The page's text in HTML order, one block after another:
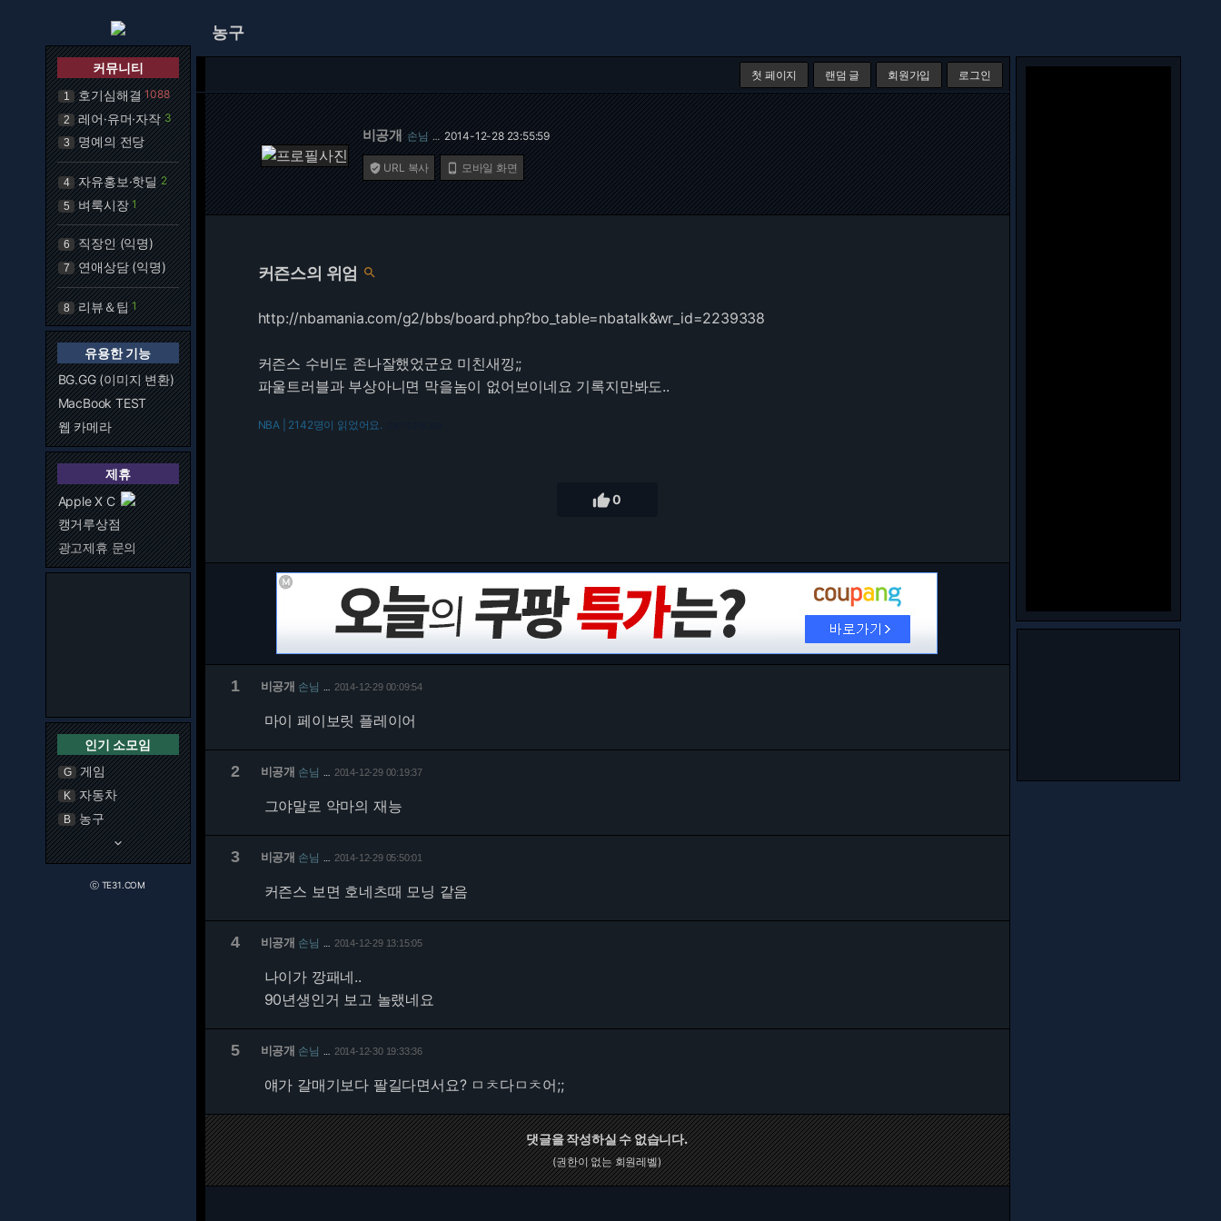
커뮤니티
1 호기심해결 1088
2 레어·유머·자작 3
3 명예의 전당
4 자유홍보·핫딜 2
5 벼룩시장 1
6 직장인 (익명)
7 연애상담 (익명)
8 리뷰＆팁 1
유용한 기능
BG.GG (이미지 변환)
MacBook TEST
웹 카메라
제휴
Apple X C
캥거루상점
광고제휴 문의
인기 소모임
G 게임
K 자동차
B 농구
keyboard_arrow_down
ⓒ TE31.COM
농구
첫 페이지 랜덤 글 회원가입 로그인
비공개 손님 … 2014-12-28 23:55:59
 URL 복사  모바일 화면
커즌스의 위엄 
http://nbamania.com/g2/bbs/board.php?bo_table=nbatalk&wr_id=2239338
커즌스 수비도 존나잘했었군요 미친새낑;;
파울트러블과 부상아니면 막을놈이 없어보이네요 기록지만봐도..
NBA | 2142명이 읽었어요.
0
1 비공개 손님 2014-12-29 00:09:54
마이 페이보릿 플레이어
2 비공개 손님 2014-12-29 00:19:37
그야말로 악마의 재능
3 비공개 손님 2014-12-29 05:50:01
커즌스 보면 호네츠때 모닝 같음
4 비공개 손님 2014-12-29 13:15:05
나이가 깡패네..
90년생인거 보고 놀랬네요
5 비공개 손님 2014-12-30 19:33:36
얘가 갈매기보다 팔길다면서요? ㅁㅊ다ㅁㅊ어;;
댓글을 작성하실 수 없습니다.
(권한이 없는 회원레벨)